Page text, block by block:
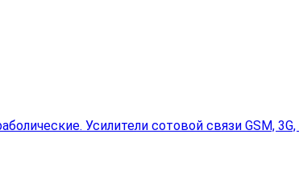
Усилители сотовой связи GSM, 3G,